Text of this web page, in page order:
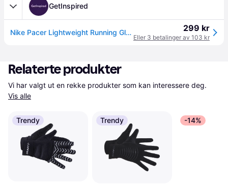
GetInspired
Nike Pacer Lightweight Running Glove 299 kr
Eller 3 betalinger av 103 kr
Relaterte produkter
Vis alle
Trendy Trendy -14%